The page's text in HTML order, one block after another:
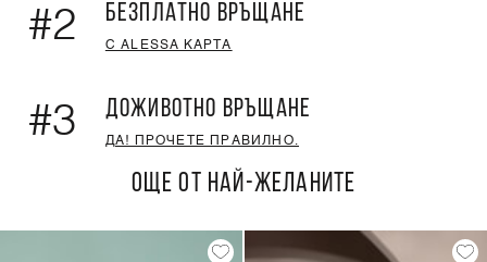
#2 БЕЗПЛАТНО ВРЪЩАНЕ
С ALESSA КАРТА
#3 ДОЖИВОТНО ВРЪЩАНЕ
ДА! ПРОЧЕТЕ ПРАВИЛНО.
ОЩЕ ОТ НАЙ-ЖЕЛАНИТЕ